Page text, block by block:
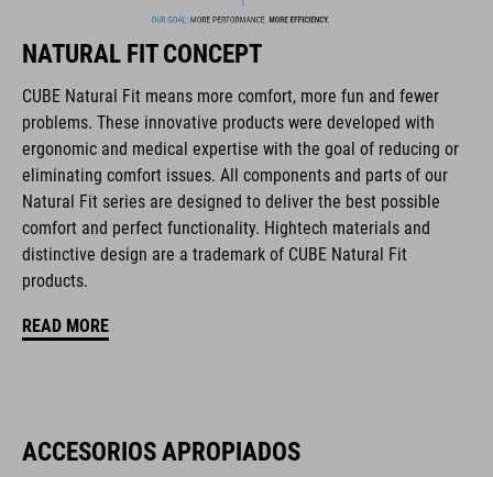
La marca CUBE es sinónimo de productos innovadores y de
alta calidad, basados constantemente en las tendencias
actuales. Gracias a la estrecha colaboración de los
diseñadores en el desarrollo de accesorios y bicicletas, los
productos están perfectamente armonizados y ofrecen la
mejor combinación de diseño, tecnología y usabilidad.
CARACTERÍSTICAS
cierre de cordones
NATURAL FIT CONCEPT
CUBE Natural Fit means more comfort, more fun and fewer
problems. These innovative products were developed with
ergonomic and medical expertise with the goal of reducing or
eliminating comfort issues. All components and parts of our
Natural Fit series are designed to deliver the best possible
comfort and perfect functionality. Hightech materials and
distinctive design are a trademark of CUBE Natural Fit
products.
READ MORE
ACCESORIOS APROPIADOS